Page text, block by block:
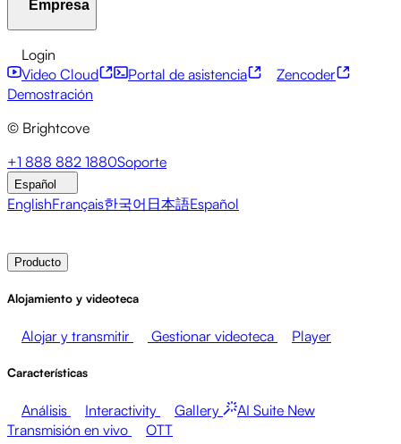
API para desarrolladores
Monetización de contenidos
Servicios globales
Integraciones
Integraciones sociales
Servicios financieros
Eventos en directo
Marketing
Monetizar tus medios
Ventas
Apoyo a los empleados
Emisoras Salud y farmacia
Redes de medios
Editores
Empresas tecnológicas
Documentación del producto
Empresa
Acerca de Brightcove
Sala de prensa Newsletter
web
Brightcove
Login
Video Cloud
Portal de asistencia
Zencoder
Demostración
© Brightcove
+1 888 882 1880Soporte
Español
EnglishFrançais한국어 日本語Español
Producto
Alojamiento y videoteca
Alojar y transmitir Gestionar videoteca Player
Características
Análisis Interactivity Gallery AI Suite New
Transmisión en vivo
OTT